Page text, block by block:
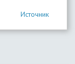
Источник